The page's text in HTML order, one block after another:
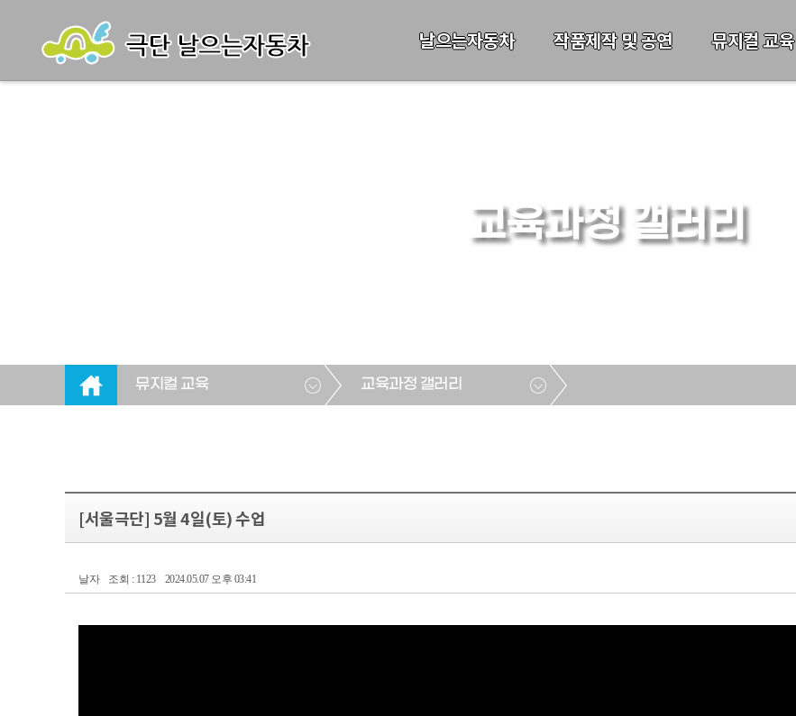
날으는자동차 작품제작 및 공연 뮤지컬 교육
교육과정 갤러리
뮤지컬 교육 교육과정 갤러리
[서울극단] 5월 4일(토) 수업
날자 조회 : 1123 2024.05.07 오후 03:41